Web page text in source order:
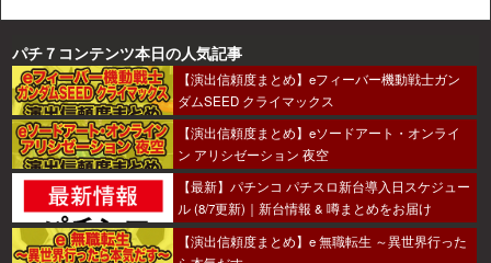
パチ７コンテンツ本日の人気記事
【演出信頼度まとめ】eフィーバー機動戦士ガン
ダムSEED クライマックス
【演出信頼度まとめ】eソードアート・オンライ
ン アリシゼーション 夜空
【最新】パチンコ パチスロ新台導入日スケジュー
ル (8/7更新)｜新台情報 & 噂まとめをお届け
【演出信頼度まとめ】e 無職転生 ～異世界行った